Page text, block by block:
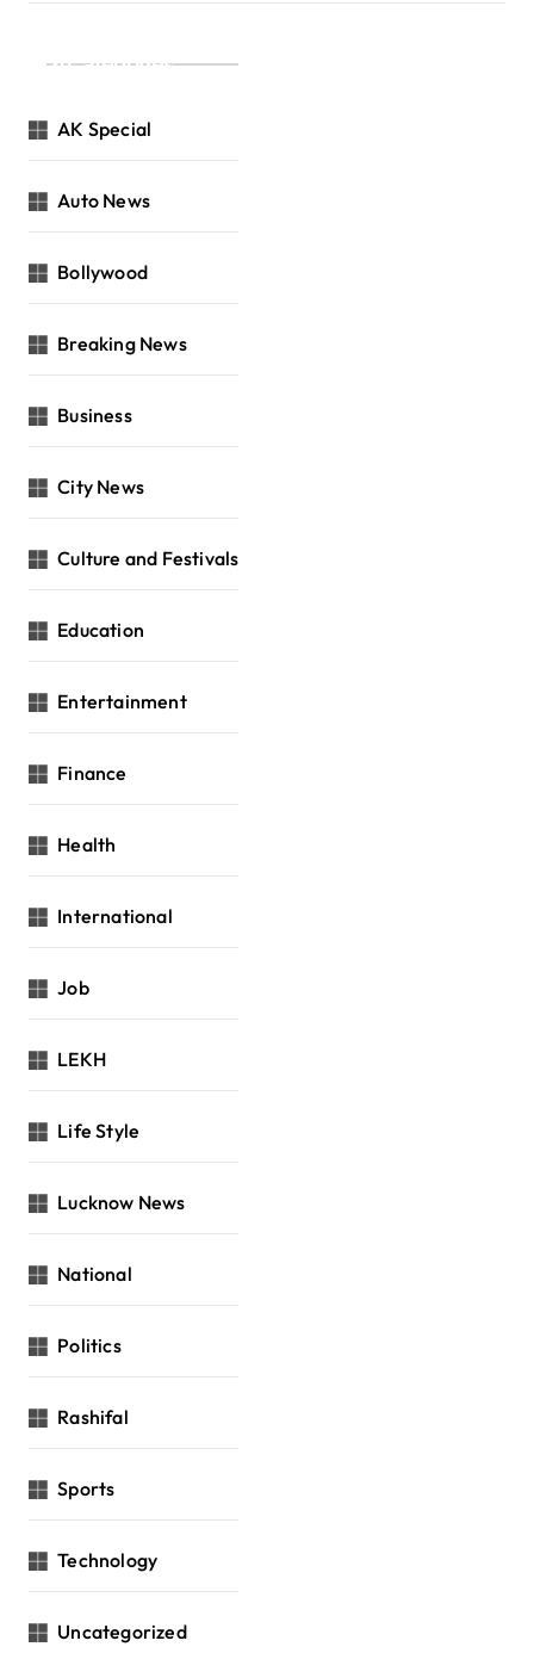
Categories
AK Special
Auto News
Bollywood
Breaking News
Business
City News
Culture and Festivals
Education
Entertainment
Finance
Health
International
Job
LEKH
Life Style
Lucknow News
National
Politics
Rashifal
Sports
Technology
Uncategorized